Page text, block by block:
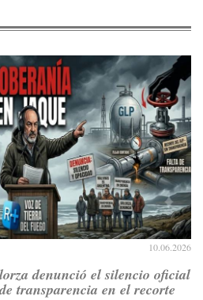
10.06.2026
denunció el silencio oficial
transparencia en el recorte